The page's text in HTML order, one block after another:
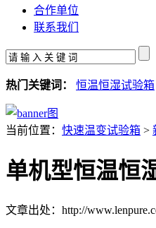
合作单位
联系我们
热门关键词： 恒温恒湿试验箱
当前位置： 快速温变试验箱 >
单机型恒温恒
文章出处：http://